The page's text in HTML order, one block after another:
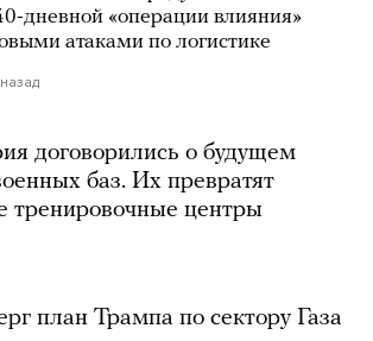
дневной «операции влияния»
атаками по логистике
договорились о будущем
баз. Их превратят
тренировочные центры
план Трампа по сектору Газа